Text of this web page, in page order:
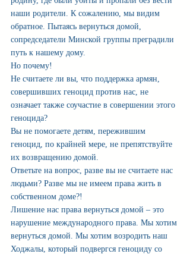
наши родители. К сожалению, мы видим
обратное. Пытаясь вернуться домой,
сопредседатели Минской группы преградили
путь к нашему дому.
Но почему!
Не считаете ли вы, что поддержка армян,
совершивших геноцид против нас, не
означает также соучастие в совершении этого
геноцида?
Вы не помогаете детям, пережившим
геноцид, по крайней мере, не препятствуйте
их возвращению домой.
Ответьте на вопрос, разве вы не считаете нас
людьми? Разве мы не имеем права жить в
собственном доме?!
Лишение нас права вернуться домой – это
нарушение международного права. Мы хотим
вернуться домой. Мы хотим возродить наш
Ходжалы, который подвергся геноциду со